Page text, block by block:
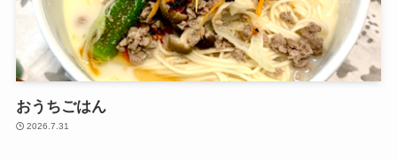
おうちごはん
2026.7.31